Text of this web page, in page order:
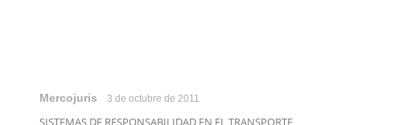
Mercojuris 3 de octubre de 2011
SISTEMAS DE RESPONSABILIDAD EN EL TRANSPORTE